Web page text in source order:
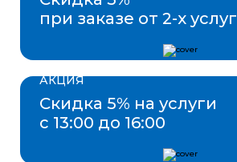
при заказе от 2-х услуг
АКЦИЯ
Скидка 5% на услуги
с 13:00 до 16:00